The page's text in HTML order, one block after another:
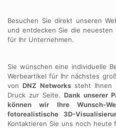
Besuchen Sie direkt unseren
und entdecken Sie die neuesten
für Ihr Unternehmen.
Sie wünschen eine individuelle
Werbeartikel für Ihr nächstes
vonDNZ Networkssteht Ihnen
Druck zur Seite. Dank unserer
können wir Ihre Wunsch-
fotorealistische 3D-
Kontaktieren Sie uns noch